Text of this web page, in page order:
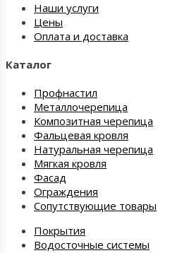
Наши услуги
Цены
Оплата и доставка
Каталог
Профнастил
Металлочерепица
Композитная черепица
Фальцевая кровля
Натуральная черепица
Мягкая кровля
Фасад
Ограждения
Сопутствующие товары
Покрытия
Водосточные системы